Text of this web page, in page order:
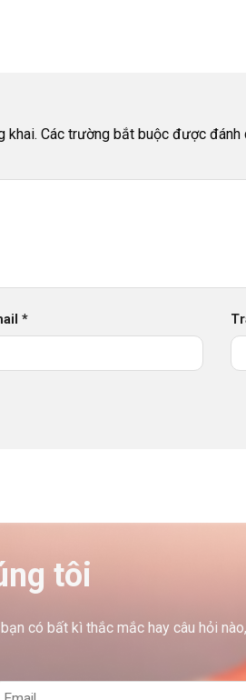
khai. Các trường bắt buộc được đánh
*
tôi
có bất kì thắc mắc hay câu hỏi nào,